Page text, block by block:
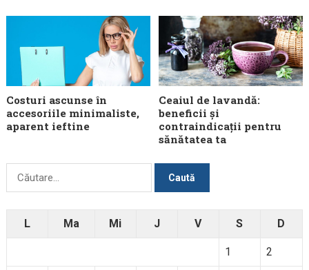
Costuri ascunse în
accesoriile minimaliste,
aparent ieftine
Ceaiul de lavandă:
beneficii și
contraindicații pentru
sănătatea ta
L Ma Mi J V S D
1 2